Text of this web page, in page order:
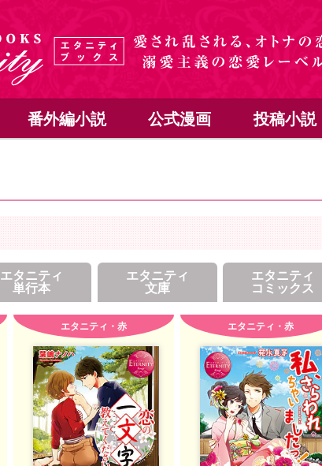
番外編小説 公式漫画 投稿小説
エタニティ
単行本
エタニティ
文庫
エタニティ
コミックス
エタニティ・赤 エタニティ・赤